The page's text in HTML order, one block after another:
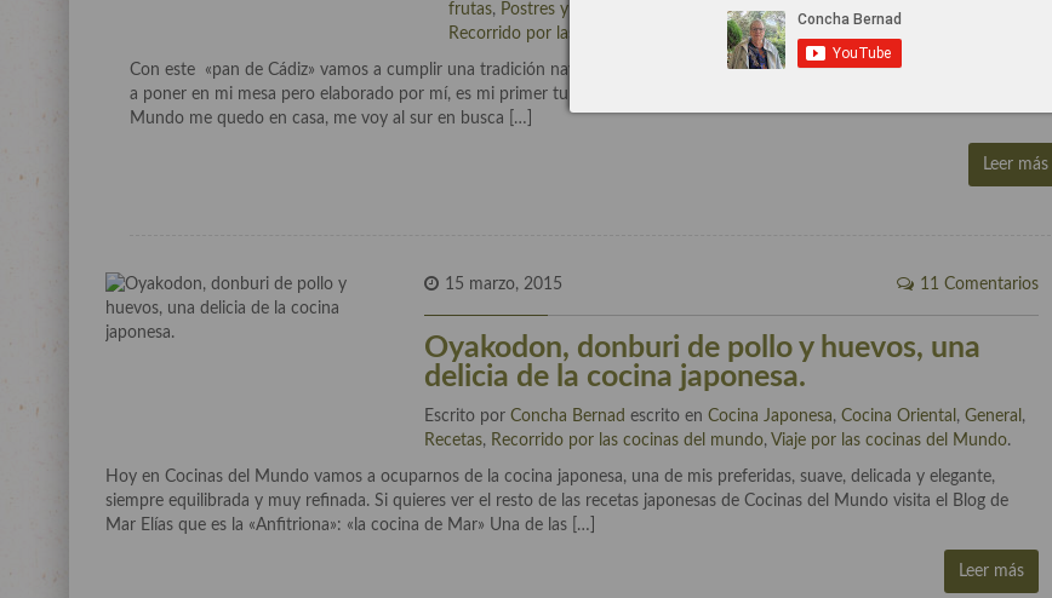
frutas, Postres y dulces Recetas de fiesta, Navidad y días señalados
Recorrido por las cocinas del mundo
,Viaje por las cocinas del Mundo
Con este «pan de Cádiz» vamos a cumplir una tradición navideña, terminar nuestras comidas con un delicioso turrón, lo voy
a poner en mi mesa pero elaborado por mí, es mi primer turrón y está delicioso. Este año en mí viaje navideño de Cocinas del
Mundo me quedo en casa, me voy al sur en busca […]
Leer más
15 marzo, 2015 11 Comentarios
Oyakodon, donburi de pollo y huevos, una
delicia de la cocina japonesa.
Escrito porConcha Bernad escrito enCocina Japonesa,Cocina Oriental ,General ,
Recetas, Recorrido por las cocinas del mundo, Viaje por las cocinas del Mundo.
Hoy en Cocinas del Mundo vamos a ocuparnos de la cocina japonesa, una de mis preferidas, suave, delicada y elegante,
siempre equilibrada y muy refinada. Si quieres ver el resto de las recetas japonesas de Cocinas del Mundo visita el Blog de
Mar Elías que es la «Anfitriona»: «la cocina de Mar» Una de las […]
Leer más